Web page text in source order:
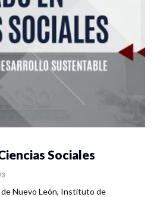
Sociales
Nuevo León, Instituto de